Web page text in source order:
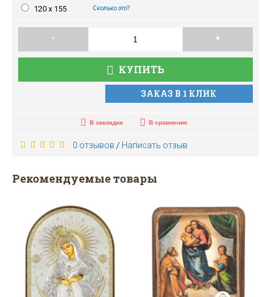
120 х 155 Сколько это?
- +
КУПИТЬ
ЗАКАЗ В 1 КЛИК
В закладки В сравнение
0 отзывов / Написать отзыв
Рекомендуемые товары